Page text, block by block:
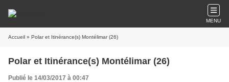
MENU
Accueil » Polar et Itinérance(s) Montélimar (26)
Polar et Itinérance(s) Montélimar (26)
Publié le 14/03/2017 à 00:47